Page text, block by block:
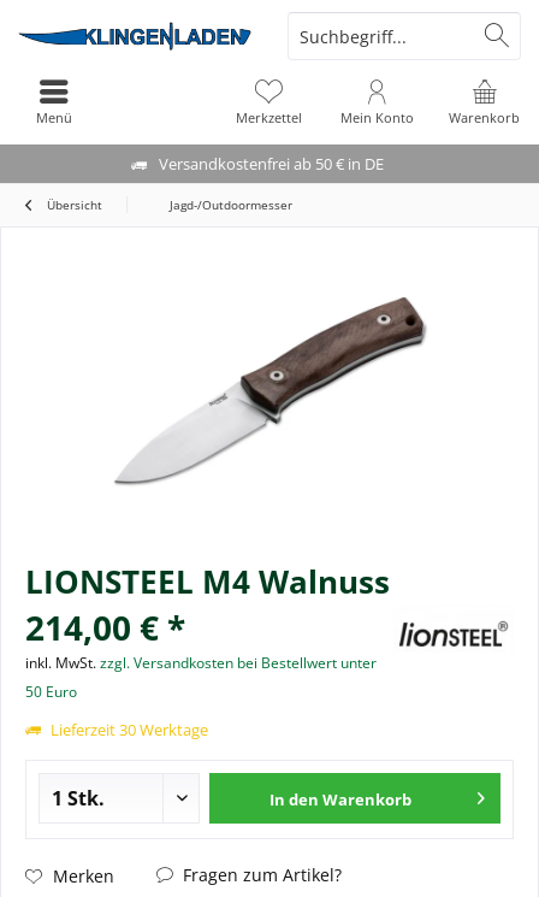
Versandkostenfrei ab 50 € in DE
Warenkorb
Merkzettel Mein Konto
Menü
Übersicht Jagd-/Outdoormesser
LIONSTEEL M4 Walnuss
214,00 € *
inkl. MwSt.zzgl. Versandkosten bei Bestellwert unter
50 Euro
Lieferzeit 30 Werktage
In den Warenkorb
Merken Fragen zum Artikel?